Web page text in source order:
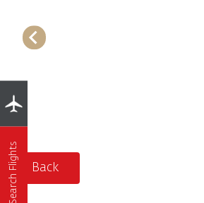
Back
Search Flights